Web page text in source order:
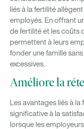
liés à la fertilité
employés. En offrant
de fertilité et les coûts
permettent à leurs
fonder une famille
excessives.
Améliore la
Les avantages liés à
significative à la
lorsque les